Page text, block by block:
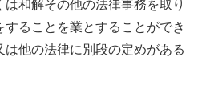
和解その他の法律事務を取り
ることを業とすることができ
他の法律に別段の定めがある